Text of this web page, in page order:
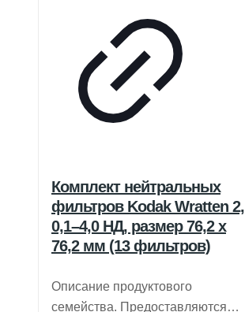
Комплект нейтральных
фильтров Kodak Wratten 2,
0,1–4,0 НД, размер 76,2 x
76,2 мм (13 фильтров)
Описание продуктового
семейства. Предоставляются